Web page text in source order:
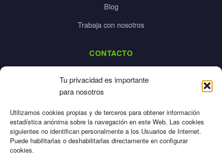
Tu privacidad es importante
para nosotros
Utilizamos cookies propias y de terceros para obtener información
estadística anónima sobre la navegación en este Web. Las cookies
siguientes no identifican personalmente a los Usuarios de Internet.
Puede habilitarlas o deshabilitarlas directamente en configurar
cookies.
Blog
Trabaja con nosotros
CONTACTO
925 532 213